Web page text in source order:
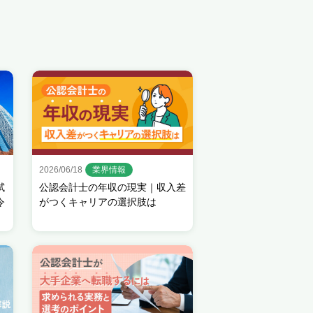
2026/06/18 業界情報
公認会計士の年収の現実｜収入差
がつくキャリアの選択肢は